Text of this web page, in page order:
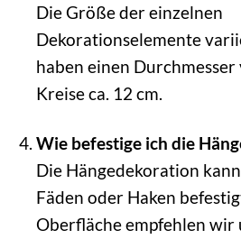
Die Größe der einzelnen
Dekorationselemente
haben einen Durchmesser
Kreise ca. 12 cm.
Wie befestige ich die
Die Hängedekoration
Fäden oder Haken
Oberfläche empfehlen